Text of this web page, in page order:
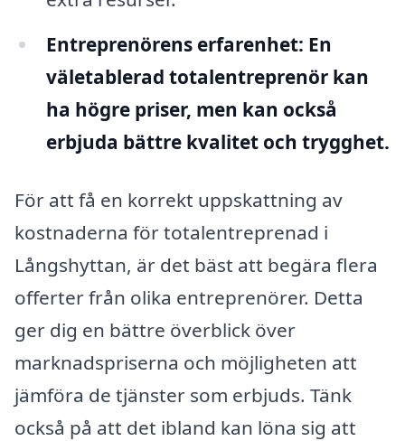
Entreprenörens erfarenhet: En
väletablerad totalentreprenör kan
ha högre priser, men kan också
erbjuda bättre kvalitet och trygghet.
För att få en korrekt uppskattning av
kostnaderna för totalentreprenad i
Långshyttan, är det bäst att begära flera
offerter från olika entreprenörer. Detta
ger dig en bättre överblick över
marknadspriserna och möjligheten att
jämföra de tjänster som erbjuds. Tänk
också på att det ibland kan löna sig att